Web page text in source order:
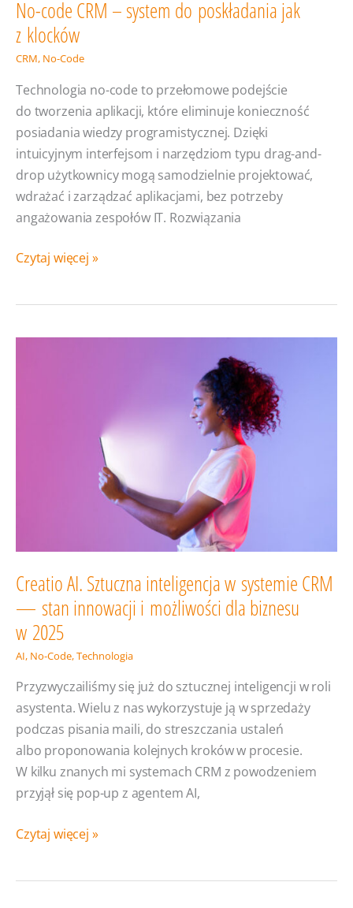
No-code CRM – system do poskładania jak
z klocków
CRM, No-Code
Technologia no-code to przełomowe podejście
do tworzenia aplikacji, które eliminuje konieczność
posiadania wiedzy programistycznej. Dzięki
intuicyjnym interfejsom i narzędziom typu drag-and-
drop użytkownicy mogą samodzielnie projektować,
wdrażać i zarządzać aplikacjami, bez potrzeby
angażowania zespołów IT. Rozwiązania
No-
system
Czytaj więcej »
Creatio AI. Sztuczna inteligencja w systemie CRM
— stan innowacji i możliwości dla biznesu
w 2025
AI, No-Code,Technologia
Przyzwyczailiśmy się już do sztucznej inteligencji w roli
asystenta. Wielu z nas wykorzystuje ją w sprzedaży
podczas pisania maili, do streszczania ustaleń
albo proponowania kolejnych kroków w procesie.
W kilku znanych mi systemach CRM z powodzeniem
przyjął się pop-up z agentem AI,
Creatio
Czytaj więcej »